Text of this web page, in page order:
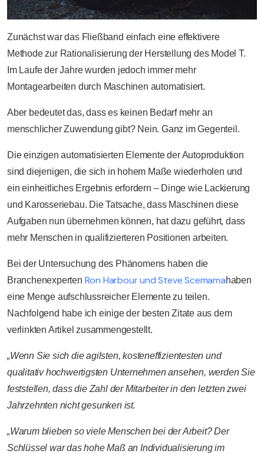
Zunächst war das Fließband einfach eine effektivere
Methode zur Rationalisierung der Herstellung des Model T.
Im Laufe der Jahre wurden jedoch immer mehr
Montagearbeiten durch Maschinen automatisiert.
Aber bedeutet das, dass es keinen Bedarf mehr an
menschlicher Zuwendung gibt? Nein. Ganz im Gegenteil.
Die einzigen automatisierten Elemente der Autoproduktion
sind diejenigen, die sich in hohem Maße wiederholen und
ein einheitliches Ergebnis erfordern – Dinge wie Lackierung
und Karosseriebau. Die Tatsache, dass Maschinen diese
Aufgaben nun übernehmen können, hat dazu geführt, dass
mehr Menschen in qualifizierteren Positionen arbeiten.
Bei der Untersuchung des Phänomens haben die
Branchenexperten Ron Harbour und Steve Scemamahaben
eine Menge aufschlussreicher Elemente zu teilen.
Nachfolgend habe ich einige der besten Zitate aus dem
verlinkten Artikel zusammengestellt.
„Wenn Sie sich die agilsten, kosteneffizientesten und
qualitativ hochwertigsten Unternehmen ansehen, werden Sie
feststellen, dass die Zahl der Mitarbeiter in den letzten zwei
Jahrzehnten nicht gesunken ist.
„Warum blieben so viele Menschen bei der Arbeit? Der
Schlüssel war das hohe Maß an Individualisierung im